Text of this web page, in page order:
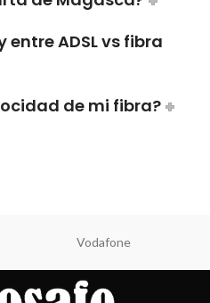
ADSL vs fibra
de mi fibra?
Vodafone